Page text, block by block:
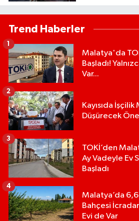
Pahalı İlçe Belli
Trend Haberler
Malatya'da
Başladı!
Var...
1
Kayısıda
Düşürecek
2
TOKİ’den
Ay Vadeyle Ev
Başladı
3
Malatya’da 6,6
Bahçesi
Evi de Var
4